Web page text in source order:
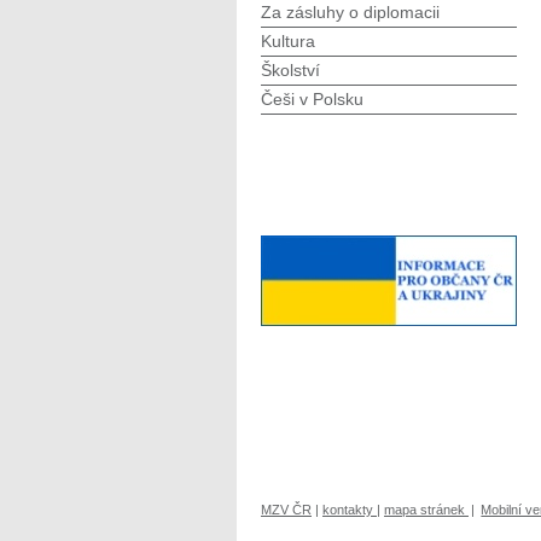
Za zásluhy o diplomacii
Kultura
Školství
Češi v Polsku
MZV ČR | kontakty | mapa stránek | Mobilní